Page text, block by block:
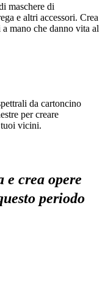
maschere di
e altri accessori. Crea
mano che danno vita al
da cartoncino
per creare
tuoi vicini.
e crea opere
periodo